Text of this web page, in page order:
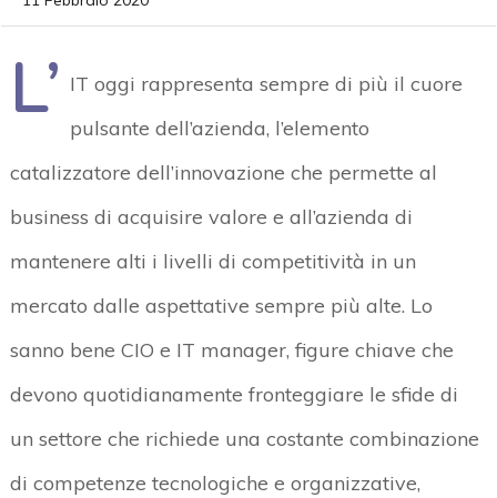
L’ IT oggi rappresenta sempre di più il cuore
pulsante dell’azienda, l’elemento
catalizzatore dell’innovazione che permette al
business di acquisire valore e all’azienda di
mantenere alti i livelli di competitività in un
mercato dalle aspettative sempre più alte. Lo
sanno bene CIO e IT manager, figure chiave che
devono quotidianamente fronteggiare le sfide di
un settore che richiede una costante combinazione
di competenze tecnologiche e organizzative,